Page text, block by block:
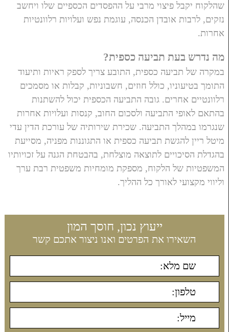
שהלקוח יקבל פיצוי מרבי על ההפסדים הכספיים שלו ויחשב
נזקים, לרבות אובדן הכנסה, עוגמת נפש ועלויות רלוונטיות
אחרות.
מה נדרש בעת תביעה כספית?
במקרה של תביעה כספית, התובע צריך לספק ראיות ותיעוד
התומך בטיעוניו, כולל חוזים, חשבוניות, קבלות או מסמכים
רלוונטיים אחרים. גובה התביעה הכספית יכול להשתנות
בהתאם לאופי התביעה ולסכום החוב, קנסות ועלויות אחרות
שנגרמו במהלך התביעה. שכירת שירותיה של עורכת הדין עדי
מיטל ריין להגשת תביעה כספית או התגוננות מפניה, מסייעת
בהגדלת הסיכויים לתוצאה מוצלחת, בהבטחת הגנה על זכויותיו
המשפטיות של הלקוח, מספקת מומחיות משפטית רבת ערך
וליווי מקצועי לאורך כל ההליך.
ייעוץ נכון, חוסך המון
השאירו את הפרטים ואנו ניצור אתכם קשר